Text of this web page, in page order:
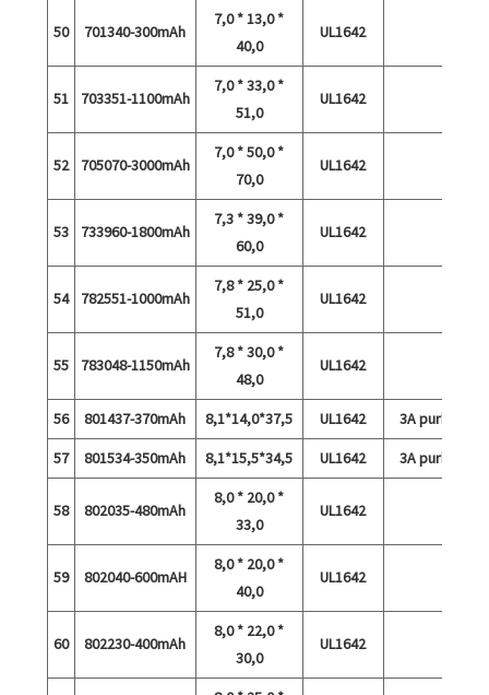
50 701340-300mAh
7,0 * 13,0 *
40,0
UL1642
51 703351-1100mAh
7,0 * 33,0 *
51,0
UL1642
52 705070-3000mAh
7,0 * 50,0 *
70,0
UL1642
53 733960-1800mAh
7,3 * 39,0 *
60,0
UL1642
54 782551-1000mAh
7,8 * 25,0 *
51,0
UL1642
55 783048-1150mAh
7,8 * 30,0 *
48,0
UL1642
56 801437-370mAh 8,1*14,0*37,5 UL1642
3A purkaus
57
801534-350mAh 8,1*15,5*34,5 UL1642 3A purkaus
58 802035-480mAh
8,0 * 20,0 *
33,0
UL1642
59 802040-600mAH
8,0 * 20,0 *
40,0
UL1642
60 802230-400mAh
8,0 * 22,0 *
30,0
UL1642